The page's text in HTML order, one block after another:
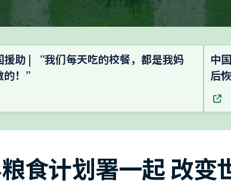
援助 | “我们每天吃的校餐，都是我妈
的！”
中
后
食计划署一起 改变